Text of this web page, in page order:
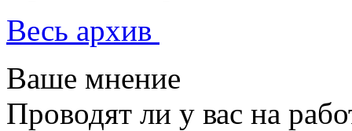
Весь архив
Ваше мнение
Проводят ли у вас на